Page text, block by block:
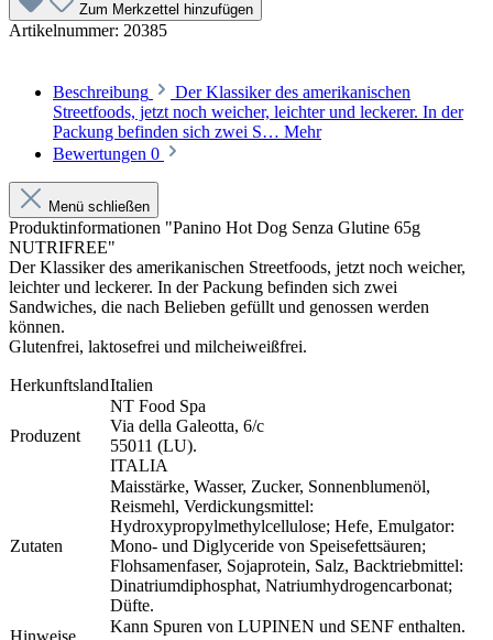
Zum Merkzettel hinzufügen
Artikelnummer: 20385
Beschreibung
Der Klassiker des amerikanischen
Streetfoods, jetzt noch weicher, leichter und leckerer. In der
Packung befinden sich zwei S… Mehr
Bewertungen 0
Menü schließen
Produktinformationen "Panino Hot Dog Senza Glutine 65g
NUTRIFREE"
Der Klassiker des amerikanischen Streetfoods, jetzt noch weicher,
leichter und leckerer. In der Packung befinden sich zwei
Sandwiches, die nach Belieben gefüllt und genossen werden
können.
Glutenfrei, laktosefrei und milcheiweißfrei.
HerkunftslandItalien
Produzent
NT Food Spa
Via della Galeotta, 6/c
55011 (LU).
ITALIA
Zutaten
Maisstärke, Wasser, Zucker, Sonnenblumenöl,
Reismehl, Verdickungsmittel:
Hydroxypropylmethylcellulose; Hefe, Emulgator:
Mono- und Diglyceride von Speisefettsäuren;
Flohsamenfaser, Sojaprotein, Salz, Backtriebmittel:
Dinatriumdiphosphat, Natriumhydrogencarbonat;
Düfte.
Kann Spuren von LUPINEN und SENF enthalten.